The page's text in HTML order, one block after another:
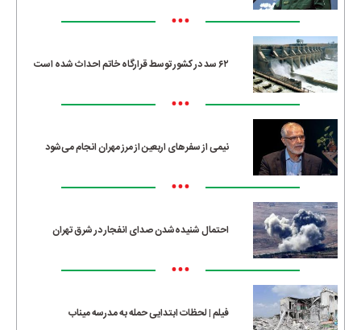
•••
۶۲ سد در کشور توسط قرارگاه خاتم احداث شده است
•••
نیمی از سفرهای اربعین از مرز مهران انجام می‌شود
•••
احتمال شنیده‌شدن صدای انفجار در شرق تهران
•••
فیلم | لحظات ابتدایی حمله به مدرسه میناب